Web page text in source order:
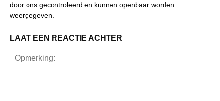
door ons gecontroleerd en kunnen openbaar worden
weergegeven.
LAAT EEN REACTIE ACHTER